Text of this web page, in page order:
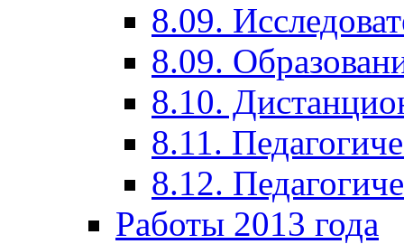
8.09.
8.09.
8.10.
8.11.
8.12.
Работы 2013 года